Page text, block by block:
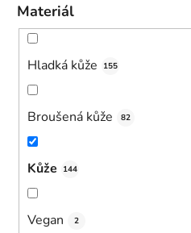
Materiál
Hladká kůže 155
Broušená kůže 82
Kůže 144
Vegan 2